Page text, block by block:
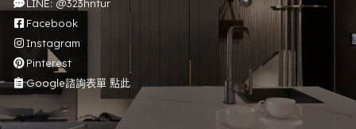
LINE: @323hntur
Facebook
Instagram
Pinterest
Google諮詢表單 點此